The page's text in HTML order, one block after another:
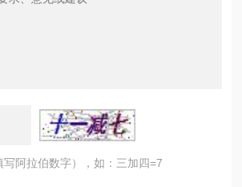
阿拉伯数字），如：三加四=7